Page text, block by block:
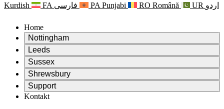
Kurdish
FA فارسی PA Punjabi RO Română UR اردو
Home
Nottingham
Review
Przewodniczący Przeglądu
Niezależny zespół recenzentów
Zakres uprawnień
Raport końcowy z niezależnego przeglądu
Często zadawane pytania
Leeds
Review
Przewodniczący Przeglądu
Niezależny zespół recenzentów
Zakres wymagań i obowiązków
Kontakt
Sussex
Review
Przewodniczący Przeglądu
Niezależny zespół recenzentów
Zakres uprawnień
Shrewsbury
Review
Zakres zadań w zakresie oceny macierzyństwa
Support
Leeds
Kontakt